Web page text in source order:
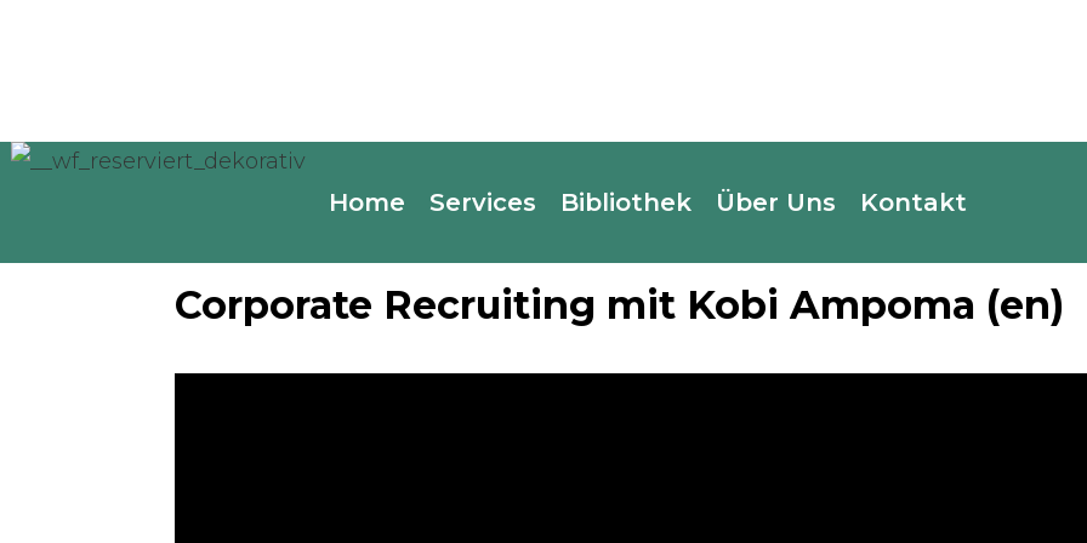
Home Services Bibliothek Über Uns Kontakt
Corporate Recruiting mit Kobi Ampoma (en)